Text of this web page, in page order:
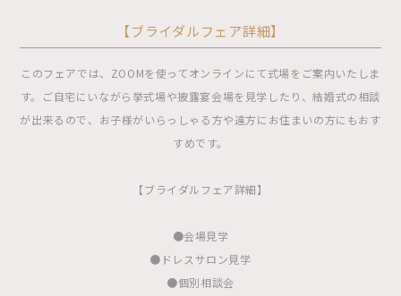
【ブライダルフェア詳細】
このフェアでは、ZOOMを使ってオンラインにて式場をご案内いたしま
す。ご自宅にいながら挙式場や披露宴会場を見学したり、結婚式の相談
が出来るので、お子様がいらっしゃる方や遠方にお住まいの方にもおす
すめです。
【ブライダルフェア詳細】
●会場見学
●ドレスサロン見学
●個別相談会